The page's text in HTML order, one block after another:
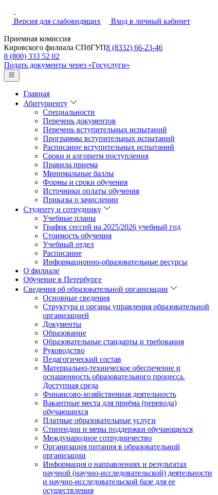
Версия для слабовидящих Вход в личный кабинет
Приемная комиссия
Кировского филиала СПбГУП8 (8332) 66-23-46
8 (800) 333 52 02
Подать документы через «Госуслуги»
Главная
Абитуриенту
Специальности
Перечень документов
Перечень вступительных испытаний
Программы вступительных испытаний
Расписание вступительных испытаний
Сроки и алгоритм поступления
Правила приема
Минимальные баллы
Формы и сроки обучения
Источники оплаты обучения
Приказы о зачислении
Студенту и сотруднику
Учебные планы
График сессий на 2025/2026 учебный год
Стоимость обучения
Учебный отдел
Расписание
Информационно-образовательные ресурсы
О филиале
Обучение в Петербурге
Сведения об образовательной организации
Основные сведения
Структура и органы управления образовательной
организацией
Документы
Образование
Образовательные стандарты и требования
Руководство
Педагогический состав
Материально-техническое обеспечение и
оснащенность образовательного процесса.
Доступная среда
Финансово-хозяйственная деятельность
Вакантные места для приёма (перевода)
обучающихся
Платные образовательные услуги
Стипендии и меры поддержки обучающихся
Международное сотрудничество
Организация питания в образовательной
организации
Информация о направлениях и результатах
научной (научно-исследовательской) деятельности
и научно-исследовательской базе для ее
осуществления